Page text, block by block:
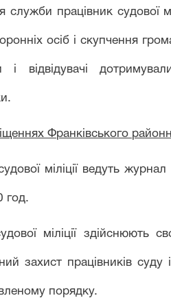
служби працівник судової
осіб і скупчення
і відвідувачі
Франківського
міліції ведуть
год.
міліції здійснюють
захист працівників суду
порядку.